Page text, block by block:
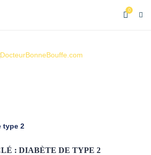
0
type 2
: DIABÈTE DE TYPE 2